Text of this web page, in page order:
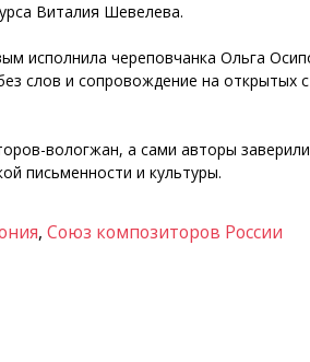
Виталия Шевелева.
исполнила череповчанка Ольга
слов и сопровождение на открытых
вологжан, а сами авторы
письменности и культуры.
, Союз композиторов России